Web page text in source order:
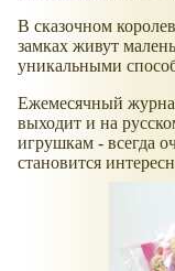
В сказочном
замках живут
уникальными
Ежемесячный
выходит и на
игрушкам - всегда
становится